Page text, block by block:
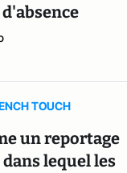
TOUCH
un reportage
dans lequel les